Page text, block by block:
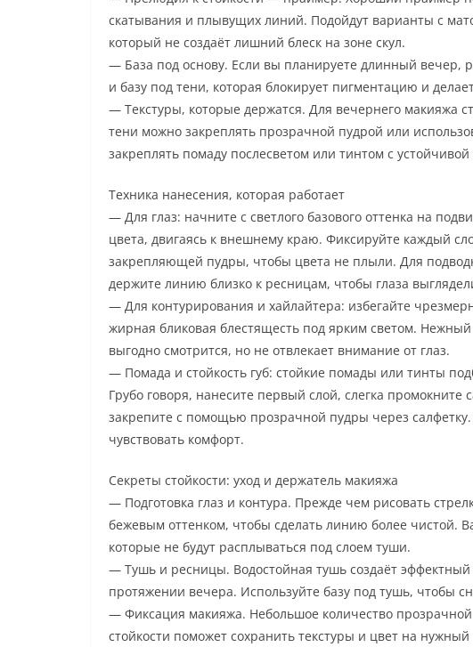
скатывания и плывущих линий. Подойдут варианты с
который не создаёт лишний блеск на зоне скул.
— База под основу. Если вы планируете длинный вечер,
и базу под тени, которая блокирует пигментацию и
— Текстуры, которые держатся. Для вечернего макияжа
тени можно закреплять прозрачной пудрой или
закреплять помаду послесветом или тинтом с
Техника нанесения, которая работает
— Для глаз: начните с светлого базового оттенка на
цвета, двигаясь к внешнему краю. Фиксируйте каждый
закрепляющей пудры, чтобы цвета не плыли. Для
держите линию близко к ресницам, чтобы глаза
— Для контурирования и хайлайтера: избегайте
жирная бликовая блестящесть под ярким светом.
выгодно смотрится, но не отвлекает внимание от глаз.
— Помада и стойкость губ: стойкие помады или тинты
Грубо говоря, нанесите первый слой, слегка промокните
закрепите с помощью прозрачной пудры через
чувствовать комфорт.
Секреты стойкости: уход и держатель макияжа
— Подготовка глаз и контура. Прежде чем рисовать
бежевым оттенком, чтобы сделать линию более чистой.
которые не будут расплываться под слоем туши.
— Тушь и ресницы. Водостойная тушь создаёт
протяжении вечера. Используйте базу под тушь, чтобы
— Фиксация макияжа. Небольшое количество
стойкости поможет сохранить текстуры и цвет на